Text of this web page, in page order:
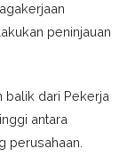
peninjauan
balik dari Pekerja
antara
perusahaan.